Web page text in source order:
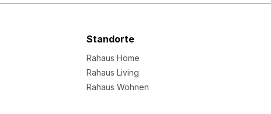
Standorte
Rahaus Home
Rahaus Living
Rahaus Wohnen